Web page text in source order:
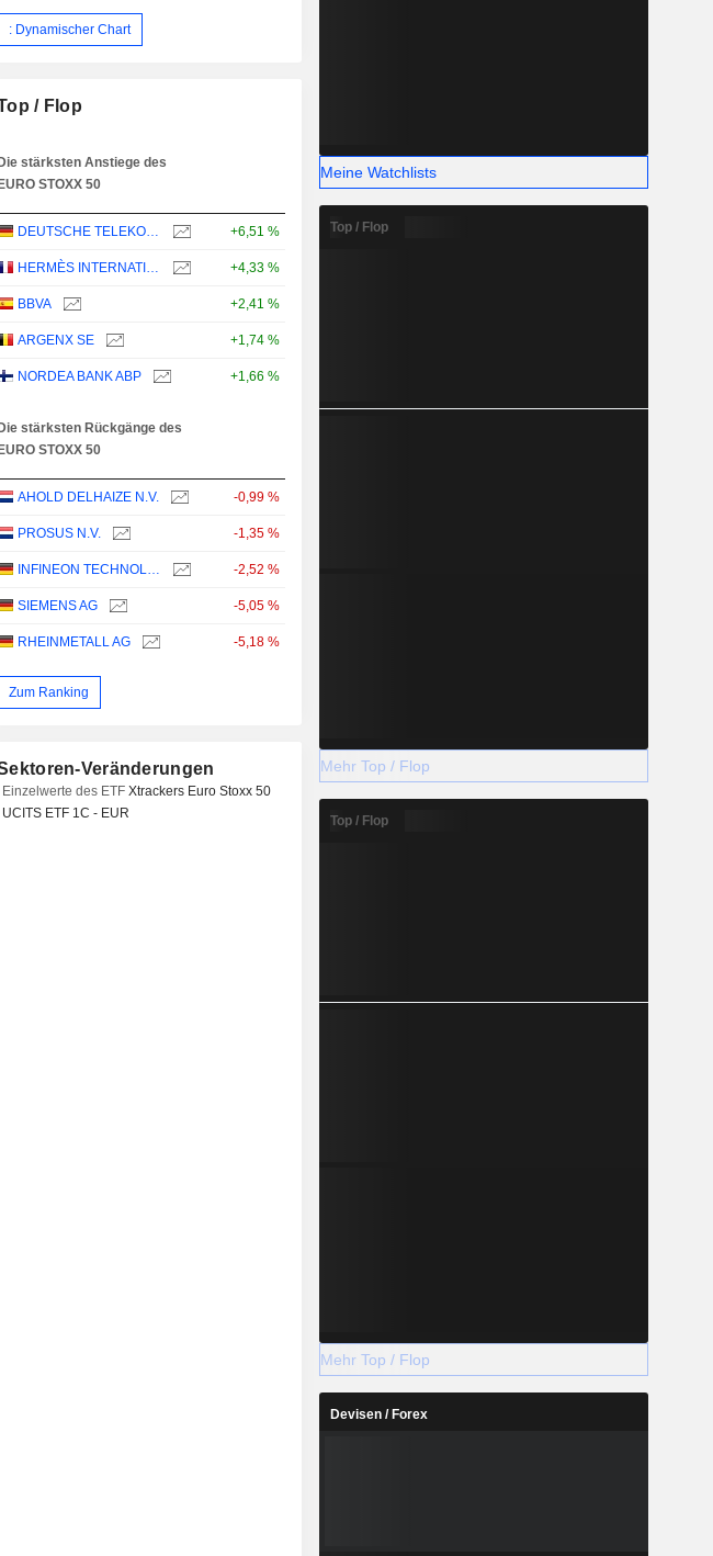
: Dynamischer Chart
/ Flop
Die stärksten Anstiege des
EURO STOXX 50
DEUTSCHE TELEKOM AG +6,51 %
HERMÈS INTERNATIONAL +4,33 %
BBVA +2,41 %
ARGENX SE +1,74 %
NORDEA BANK ABP +1,66 %
Die stärksten Rückgänge des
EURO STOXX 50
AHOLD DELHAIZE N.V. -0,99 %
PROSUS N.V. -1,35 %
INFINEON TECHNOLOGIES AG -2,52 %
SIEMENS AG -5,05 %
RHEINMETALL AG -5,18 %
Zum Ranking
Veränderungen
Einzelwerte des ETFXtrackers Euro Stoxx 50
UCITS ETF 1C - EUR
Meine Watchlists
Top / Flop
Mehr Top / Flop
Top / Flop
Mehr Top / Flop
Devisen / Forex